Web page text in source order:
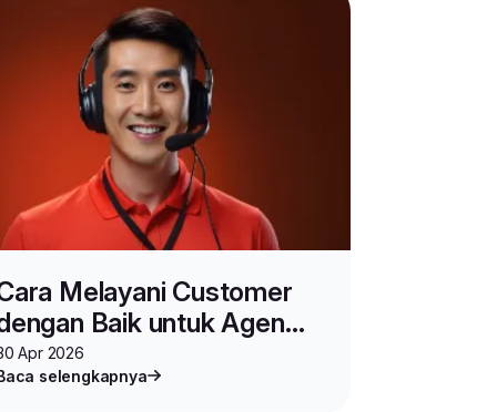
Melayani Customer
Baik untuk Agen
Parcel
Apr 2026
selengkapnya